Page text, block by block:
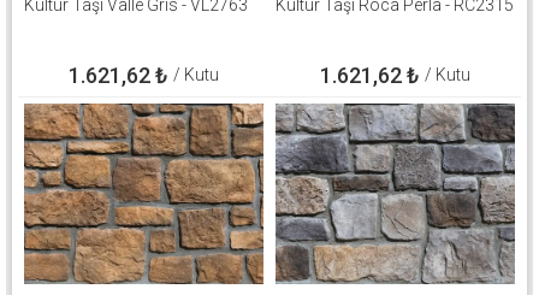
Kültür Taşı Valle Gris - VL2763
1.621,62₺ / Kutu
Kültür Taşı Roca Perla - RC2315
1.621,62₺ / Kutu